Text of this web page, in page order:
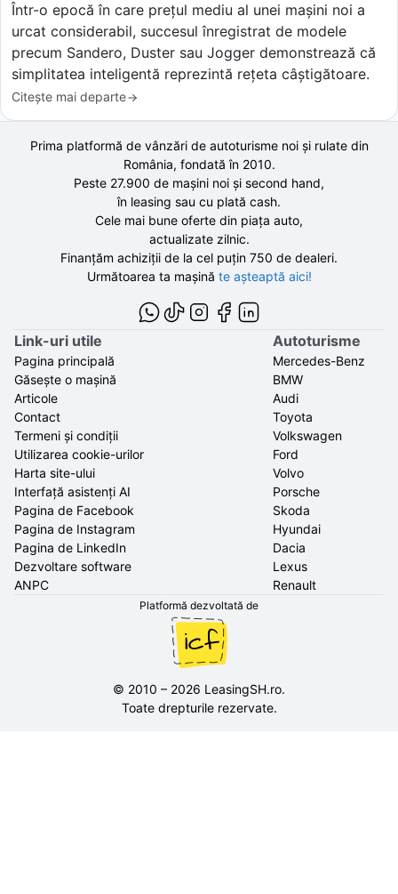
Într-o epocă în care prețul mediu al unei mașini noi a
urcat considerabil, succesul înregistrat de modele
precum Sandero, Duster sau Jogger demonstrează că
simplitatea inteligentă reprezintă rețeta câștigătoare.
Citește mai departe
Prima platformă de vânzări de autoturisme noi și rulate din
România, fondată în 2010.
Peste 27.900 de mașini noi și second hand,
în leasing sau cu plată cash.
Cele mai bune oferte din piața auto,
actualizate zilnic.
Finanțăm achiziții de la cel puțin 750 de dealeri.
Următoarea ta mașină te așteaptă aici!
Link-uri utile
Pagina principală
Găsește o mașină
Articole
Contact
Termeni și condiții
Utilizarea cookie-urilor
Harta site-ului
Interfață asistenți AI
Pagina de Facebook
Pagina de Instagram
Pagina de LinkedIn
Dezvoltare software
ANPC
Autoturisme
Mercedes-Benz
BMW
Audi
Toyota
Volkswagen
Ford
Volvo
Porsche
Skoda
Hyundai
Dacia
Lexus
Renault
Platformă dezvoltată de
© 2010 – 2026 LeasingSH.ro.
Toate drepturile rezervate.